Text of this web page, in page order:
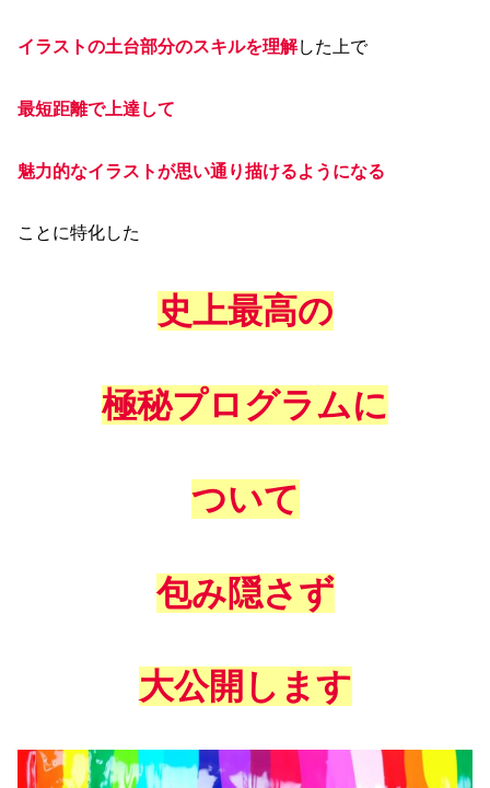
イラストの土台部分のスキルを理解した上で
最短距離で上達して
魅力的なイラストが思い通り描けるようになる
ことに特化した
史上最高の
極秘プログラムに
ついて
包み隠さず
大公開します